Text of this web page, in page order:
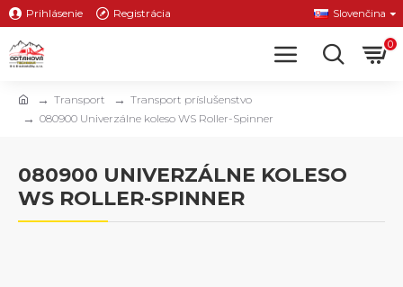
Prihlásenie Registrácia Slovenčina
0
Transport
Transport príslušenstvo
080900 Univerzálne koleso WS Roller-Spinner
080900 UNIVERZÁLNE KOLESO
WS ROLLER-SPINNER